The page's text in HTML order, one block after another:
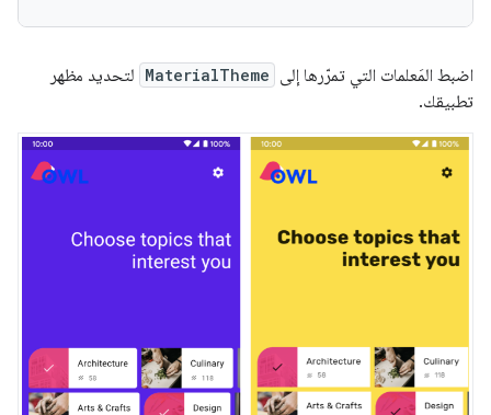
اضبط المَعلمات التي تمرّرها إلى MaterialTheme لتحديد مظهر
تطبيقك.